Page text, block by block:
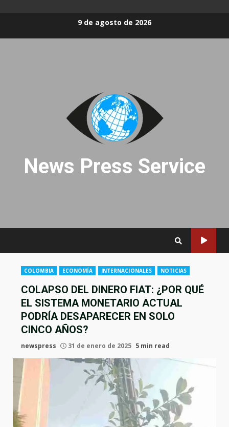
9 de agosto de 2026
News Press Service
COLOMBIA ECONOMÍA INTERNACIONALES NOTICIAS
COLAPSO DEL DINERO FIAT: ¿POR QUÉ
EL SISTEMA MONETARIO ACTUAL
PODRÍA DESAPARECER EN SOLO
CINCO AÑOS?
newspress 31 de enero de 2025 5 min read